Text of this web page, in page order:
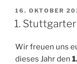
AM
16. OKTOBER
1.
Wir freuen uns
dieses Jahr den